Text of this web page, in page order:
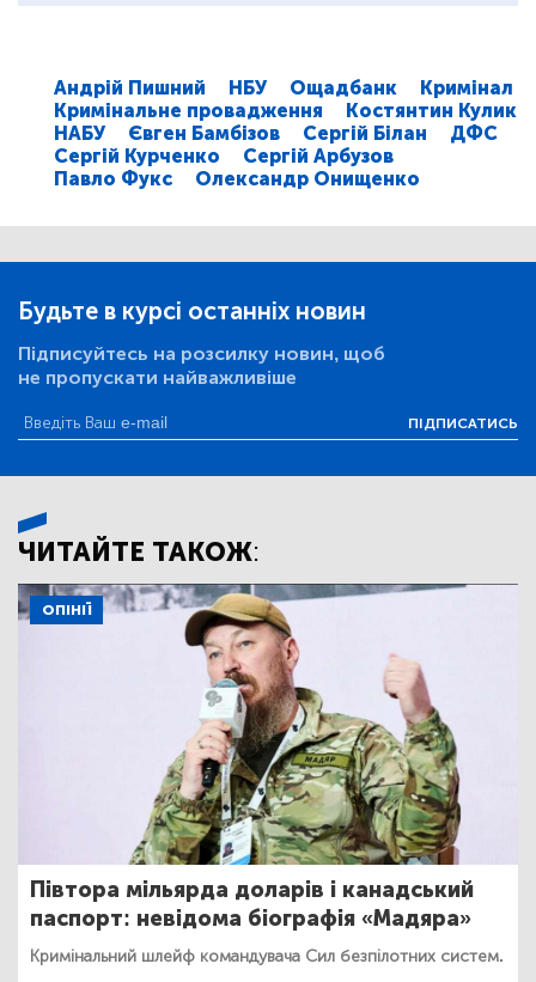
Андрій Пишний НБУ Ощадбанк
Кримінал
Кримінальне провадження
Костянтин Кулик
НАБУ
Євген Бамбізов Сергій Білан
ДФС
Сергій Курченко
Сергій Арбузов
Павло Фукс
Олександр Онищенко
Будьте в курсі останніх новин
Підписуйтесь на розсилку новин, щоб
не пропускати найважливіше
ПІДПИСАТИСЬ
ЧИТАЙТЕ ТАКОЖ:
ОПІНІЇ
Півтора мільярда доларів і канадський
паспорт: невідома біографія «Мадяра»
Кримінальний шлейф командувача Сил безпілотних систем.